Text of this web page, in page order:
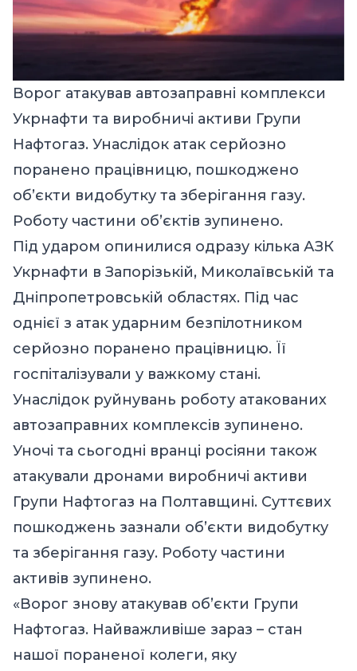
Ворог атакував автозаправні комплекси
Укрнафти та виробничі активи Групи
Нафтогаз. Унаслідок атак серйозно
поранено працівницю, пошкоджено
об’єкти видобутку та зберігання газу.
Роботу частини об’єктів зупинено.
Під ударом опинилися одразу кілька АЗК
Укрнафти в Запорізькій, Миколаївській та
Дніпропетровській областях. Під час
однієї з атак ударним безпілотником
серйозно поранено працівницю. Її
госпіталізували у важкому стані.
Унаслідок руйнувань роботу атакованих
автозаправних комплексів зупинено.
Уночі та сьогодні вранці росіяни також
атакували дронами виробничі активи
Групи Нафтогаз на Полтавщині. Суттєвих
пошкоджень зазнали об’єкти видобутку
та зберігання газу. Роботу частини
активів зупинено.
«Ворог знову атакував об’єкти Групи
Нафтогаз. Найважливіше зараз – стан
нашої пораненої колеги, яку